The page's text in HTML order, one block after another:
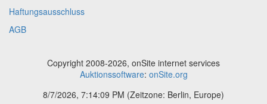
Haftungsausschluss
AGB
Copyright 2008-2026, onSite internet services
Auktionssoftware: onSite.org
8/7/2026, 7:14:09 PM (Zeitzone: Berlin, Europe)